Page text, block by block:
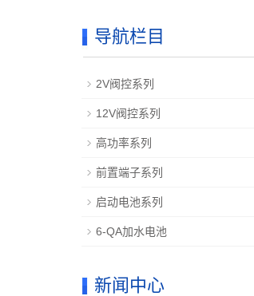
导航栏目
2V阀控系列
12V阀控系列
高功率系列
前置端子系列
启动电池系列
6-QA加水电池
新闻中心